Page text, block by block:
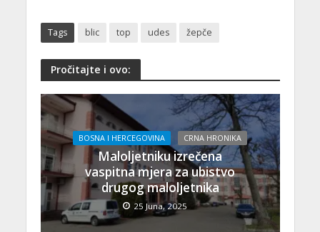
Tags blic top udes žepče
Pročitajte i ovo:
BOSNA I HERCEGOVINA CRNA HRONIKA
Maloljetniku izrečena
vaspitna mjera za ubistvo
drugog maloljetnika
25 Juna, 2025